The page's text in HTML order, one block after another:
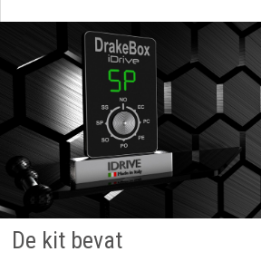
De kit bevat